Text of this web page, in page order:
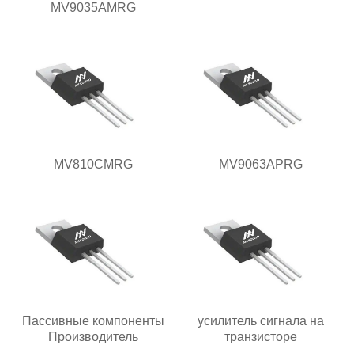
MV9035AMRG
MV810CMRG MV9063APRG
Пассивные компоненты
Производитель
усилитель сигнала на
транзисторе